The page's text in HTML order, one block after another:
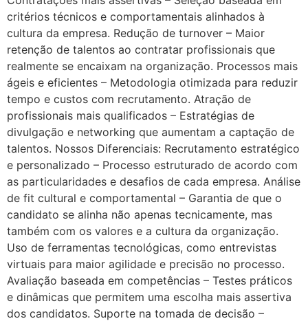
critérios técnicos e comportamentais alinhados à
cultura da empresa. Redução de turnover – Maior
retenção de talentos ao contratar profissionais que
realmente se encaixam na organização. Processos mais
ágeis e eficientes – Metodologia otimizada para reduzir
tempo e custos com recrutamento. Atração de
profissionais mais qualificados – Estratégias de
divulgação e networking que aumentam a captação de
talentos. Nossos Diferenciais: Recrutamento estratégico
e personalizado – Processo estruturado de acordo com
as particularidades e desafios de cada empresa. Análise
de fit cultural e comportamental – Garantia de que o
candidato se alinha não apenas tecnicamente, mas
também com os valores e a cultura da organização.
Uso de ferramentas tecnológicas, como entrevistas
virtuais para maior agilidade e precisão no processo.
Avaliação baseada em competências – Testes práticos
e dinâmicas que permitem uma escolha mais assertiva
dos candidatos. Suporte na tomada de decisão –